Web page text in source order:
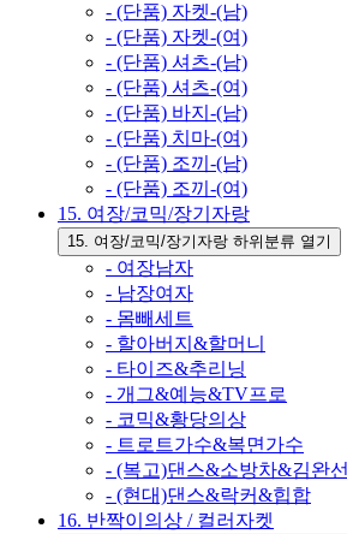
- (단품) 자켓-(남)
- (단품) 자켓-(여)
- (단품) 셔츠-(남)
- (단품) 셔츠-(여)
- (단품) 바지-(남)
- (단품) 치마-(여)
- (단품) 조끼-(남)
- (단품) 조끼-(여)
15. 여장/코믹/장기자랑
15. 여장/코믹/장기자랑 하위분류 열기
- 여장남자
- 남장여자
- 몸빼세트
- 할아버지&할머니
- 타이즈&추리닝
- 개그&예능&TV프로
- 코믹&황당의상
- 트로트가수&복면가수
- (복고)댄스&소방차&김완선
- (현대)댄스&락커&힙합
16. 반짝이의상 / 컬러자켓